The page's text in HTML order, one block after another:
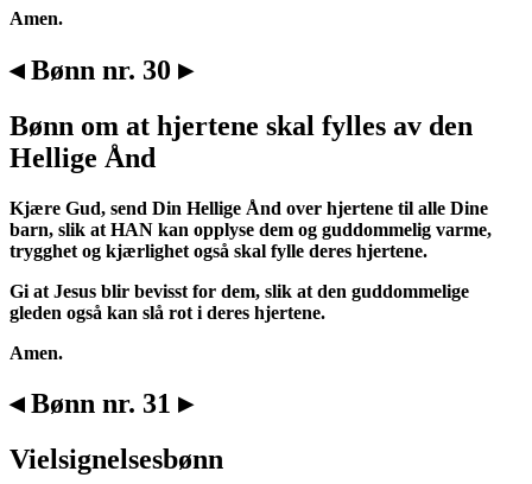
Amen.
◂ Bønn nr. 30 ▸
Bønn om at hjertene skal fylles av den
Hellige Ånd
Kjære Gud, send Din Hellige Ånd over hjertene til alle Dine
barn, slik at HAN kan opplyse dem og guddommelig varme,
trygghet og kjærlighet også skal fylle deres hjertene.
Gi at Jesus blir bevisst for dem, slik at den guddommelige
gleden også kan slå rot i deres hjertene.
Amen.
◂ Bønn nr. 31 ▸
Vielsignelsesbønn